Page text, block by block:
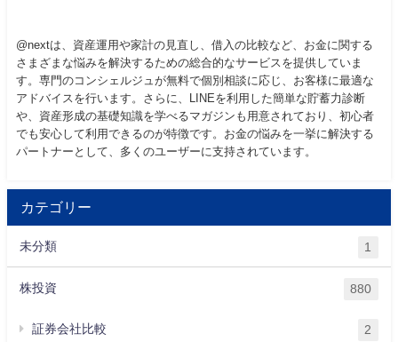
@nextは、資産運用や家計の見直し、借入の比較など、お金に関する
さまざまな悩みを解決するための総合的なサービスを提供していま
す。専門のコンシェルジュが無料で個別相談に応じ、お客様に最適な
アドバイスを行います。さらに、LINEを利用した簡単な貯蓄力診断
や、資産形成の基礎知識を学べるマガジンも用意されており、初心者
でも安心して利用できるのが特徴です。お金の悩みを一挙に解決する
パートナーとして、多くのユーザーに支持されています。
カテゴリー
未分類 1
株投資 880
証券会社比較 2